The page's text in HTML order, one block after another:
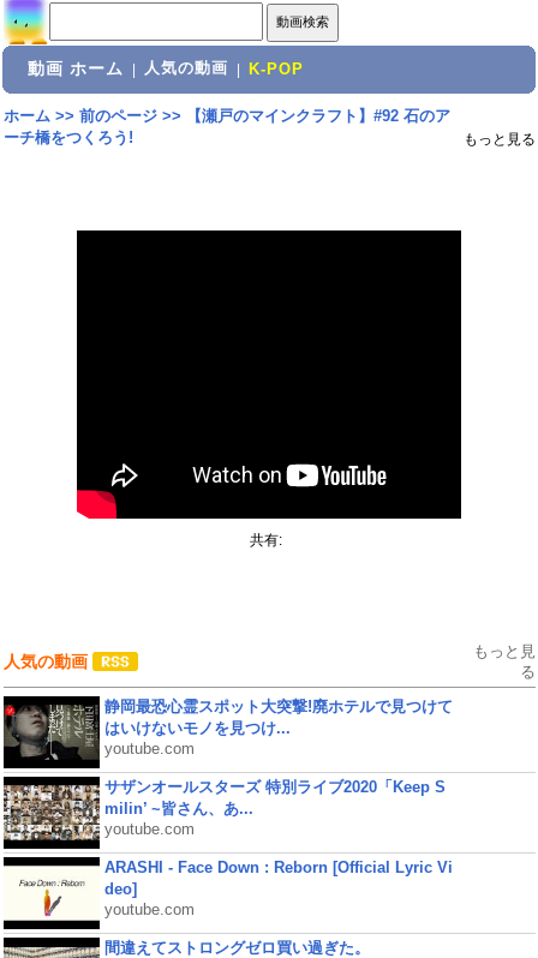
動画 ホーム 人気の動画 K-POP
ホーム>> 前のページ>>
【瀬戸のマインクラフト】#92 石のア
ーチ橋をつくろう!
もっと見る
共有:
人気の動画
もっと見
る
静岡最恐心霊スポット大突撃!廃ホテルで見つけて
はいけないモノを見つけ...
youtube.com
サザンオールスターズ 特別ライブ2020「Keep S
milin’ ~皆さん、あ...
youtube.com
ARASHI - Face Down : Reborn [Official Lyric Vi
deo]
youtube.com
間違えてストロングゼロ買い過ぎた。